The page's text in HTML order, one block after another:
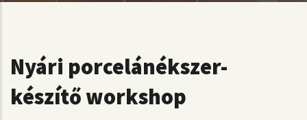
Nyári porcelánékszer-
készítő workshop